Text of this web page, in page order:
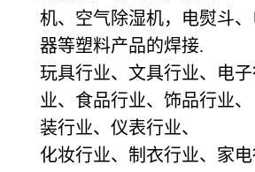
机、空气除湿机，电熨斗
器等塑料产品的焊接.
玩具行业、文具行业、电
业、食品行业、饰品行业
装行业、仪表行业、
化妆行业、制衣行业、家